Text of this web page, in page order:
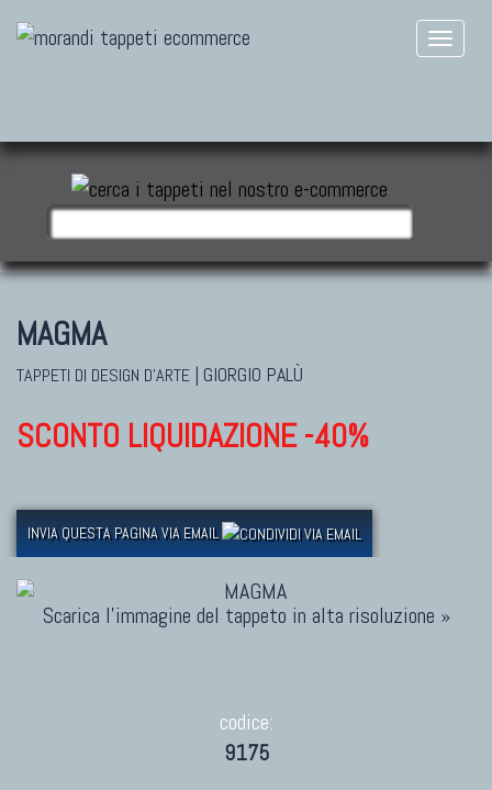
MAGMA
TAPPETI DI DESIGN D'ARTE | GIORGIO PALÙ
SCONTO LIQUIDAZIONE -40%
INVIA QUESTA PAGINA VIA EMAIL
Scarica l'immagine del tappeto in alta risoluzione »
codice:
9175